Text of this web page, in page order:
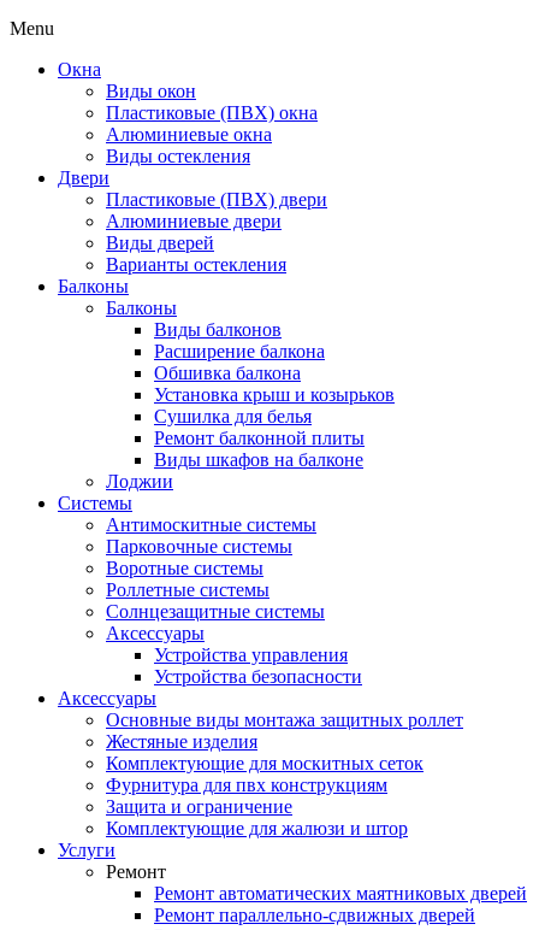
Menu
Окна
Виды окон
Пластиковые (ПВХ) окна
Алюминиевые окна
Виды остекления
Двери
Пластиковые (ПВХ) двери
Алюминиевые двери
Виды дверей
Варианты остекления
Балконы
Балконы
Виды балконов
Расширение балкона
Обшивка балкона
Установка крыш и козырьков
Сушилка для белья
Ремонт балконной плиты
Виды шкафов на балконе
Лоджии
Системы
Антимоскитные системы
Парковочные системы
Воротные системы
Роллетные системы
Солнцезащитные системы
Аксессуары
Устройства управления
Устройства безопасности
Аксессуары
Основные виды монтажа защитных роллет
Жестяные изделия
Комплектующие для москитных сеток
Фурнитура для пвх конструкциям
Защита и ограничение
Комплектующие для жалюзи и штор
Услуги
Ремонт
Ремонт автоматических маятниковых дверей
Ремонт параллельно-сдвижных дверей